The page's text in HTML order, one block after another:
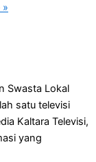
»
Swasta Lokal
satu televisi
Kaltara Televisi,
yang